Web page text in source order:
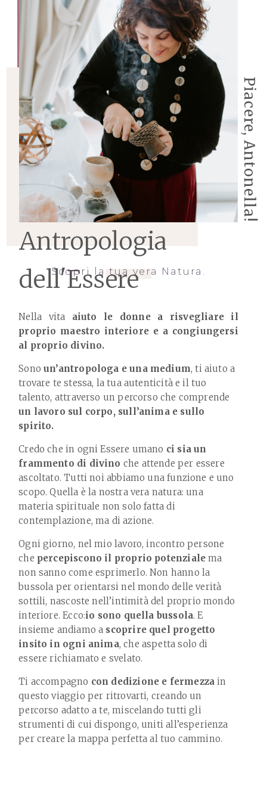
Scopri la tua vera Natura.
Nella vita aiuto le donne a risvegliare il
proprio maestro interiore e a congiungersi
al proprio divino.
Sonoun’antropologa e una medium, ti aiuto a
trovare te stessa, la tua autenticità e il tuo
talento, attraverso un percorso che comprende
un lavoro sul corpo, sull’anima e sullo
spirito.
Credo che in ogni Essere umano ci sia un
frammento di divino che attende per essere
ascoltato. Tutti noi abbiamo una funzione e uno
scopo. Quella è la nostra vera natura: una
materia spirituale non solo fatta di
contemplazione, ma di azione.
Ogni giorno, nel mio lavoro, incontro persone
che percepiscono il proprio potenziale ma
non sanno come esprimerlo. Non hanno la
bussola per orientarsi nel mondo delle verità
sottili, nascoste nell’intimità del proprio mondo
interiore. Ecco:io sono quella bussola. E
insieme andiamo a scoprire quel progetto
insito in ogni anima, che aspetta solo di
essere richiamato e svelato.
Ti accompagno con dedizione e fermezza in
questo viaggio per ritrovarti, creando un
percorso adatto a te, miscelando tutti gli
strumenti di cui dispongo, uniti all’esperienza
per creare la mappa perfetta al tuo cammino.